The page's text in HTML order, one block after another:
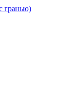
гранью)